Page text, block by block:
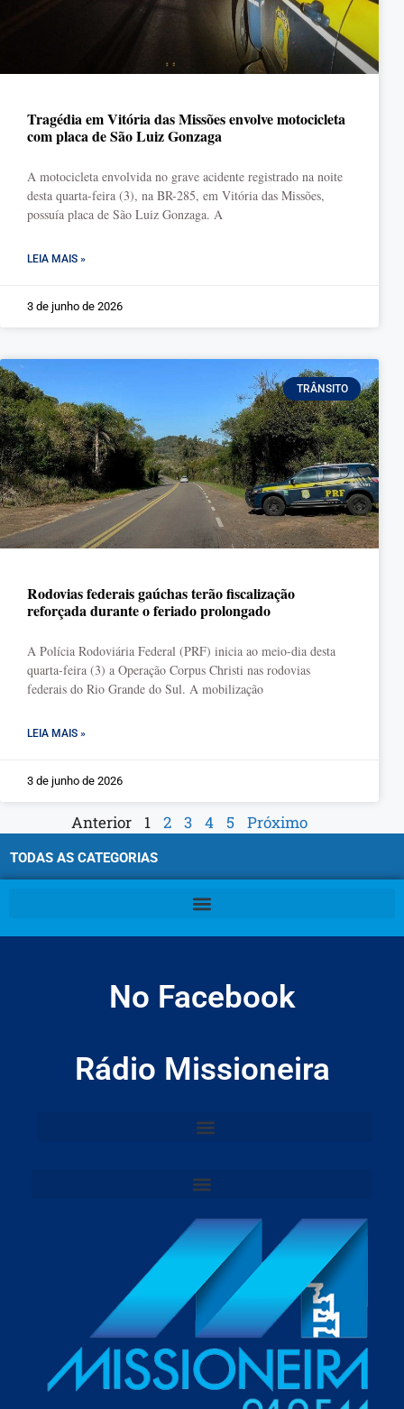
Tragédia em Vitória das Missões envolve motocicleta
com placa de São Luiz Gonzaga
A motocicleta envolvida no grave acidente registrado na noite
desta quarta-feira (3), na BR-285, em Vitória das Missões,
possuía placa de São Luiz Gonzaga. A
LEIA MAIS »
3 de junho de 2026
TRÂNSITO
Rodovias federais gaúchas terão fiscalização
reforçada durante o feriado prolongado
A Polícia Rodoviária Federal (PRF) inicia ao meio-dia desta
quarta-feira (3) a Operação Corpus Christi nas rodovias
federais do Rio Grande do Sul. A mobilização
LEIA MAIS »
3 de junho de 2026
Anterior 1 2 3 4 5 Próximo
TODAS AS CATEGORIAS
No Facebook
Rádio Missioneira